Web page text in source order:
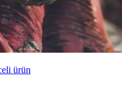
ürün